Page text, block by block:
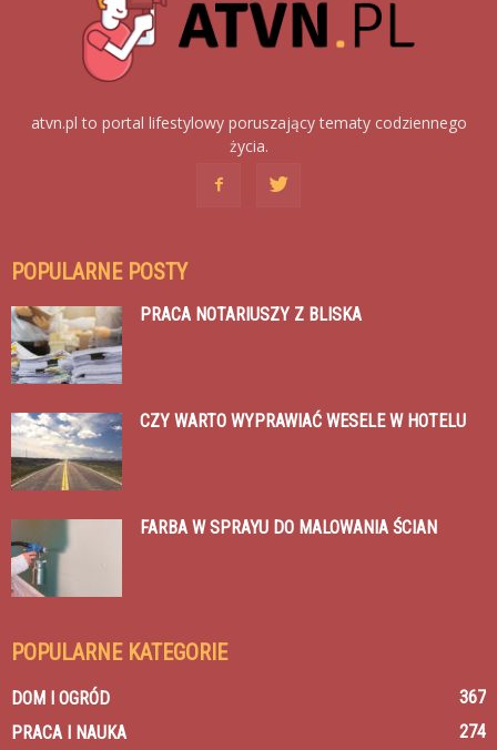
atvn.pl to portal lifestylowy poruszający tematy codziennego
życia.
POPULARNE POSTY
PRACA NOTARIUSZY Z BLISKA
CZY WARTO WYPRAWIAĆ WESELE W HOTELU
FARBA W SPRAYU DO MALOWANIA ŚCIAN
POPULARNE KATEGORIE
DOM I OGRÓD
367
PRACA I NAUKA
274